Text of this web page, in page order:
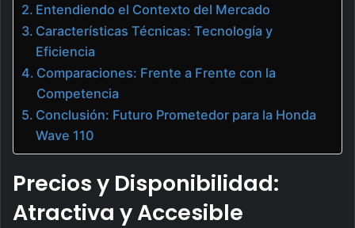
Entendiendo el Contexto del Mercado
Características Técnicas: Tecnología y
Eficiencia
Comparaciones: Frente a Frente con la
Competencia
Conclusión: Futuro Prometedor para la Honda
Wave 110
Precios y Disponibilidad:
Atractiva y Accesible